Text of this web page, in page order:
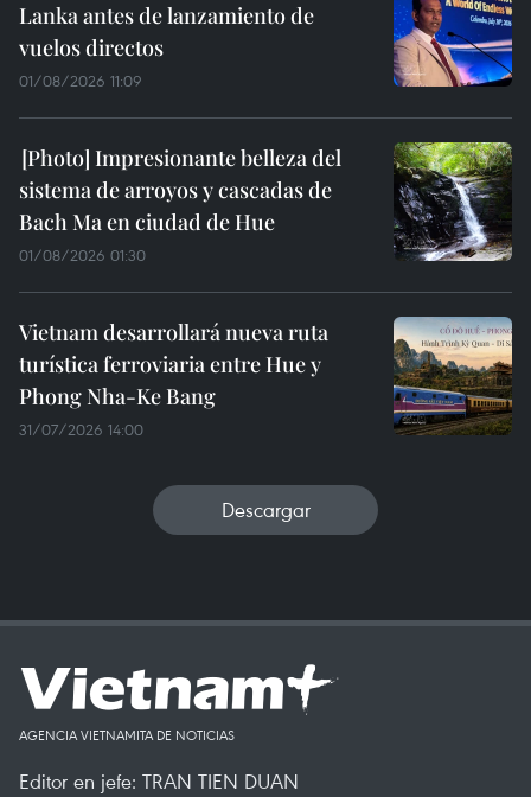
Lanka antes de lanzamiento de
vuelos directos
01/08/2026 11:09
Impresionante belleza del
sistema de arroyos y cascadas de
Bach Ma en ciudad de Hue
01/08/2026 01:30
Vietnam desarrollará nueva ruta
turística ferroviaria entre Hue y
Phong Nha-Ke Bang
31/07/2026 14:00
Descargar
AGENCIA VIETNAMITA DE NOTICIAS
Editor en jefe: TRAN TIEN DUAN